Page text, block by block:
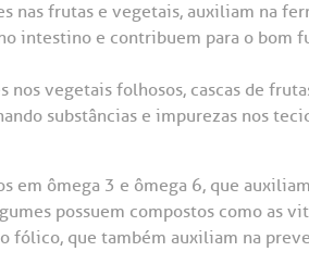
nas frutas e vegetais, auxiliam na
intestino e contribuem para o bom
nos vegetais folhosos, cascas de
substâncias e impurezas nos
em ômega 3 e ômega 6, que
possuem compostos como as
fólico, que também auxiliam na